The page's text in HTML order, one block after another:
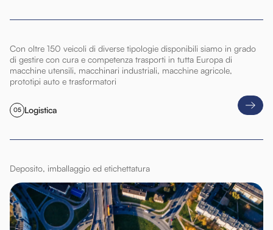
Con oltre 150 veicoli di diverse tipologie disponibili siamo in grado
di gestire con cura e competenza trasporti in tutta Europa di
macchine utensili, macchinari industriali, macchine agricole,
prototipi auto e trasformatori
05 Logistica
Deposito, imballaggio ed etichettatura